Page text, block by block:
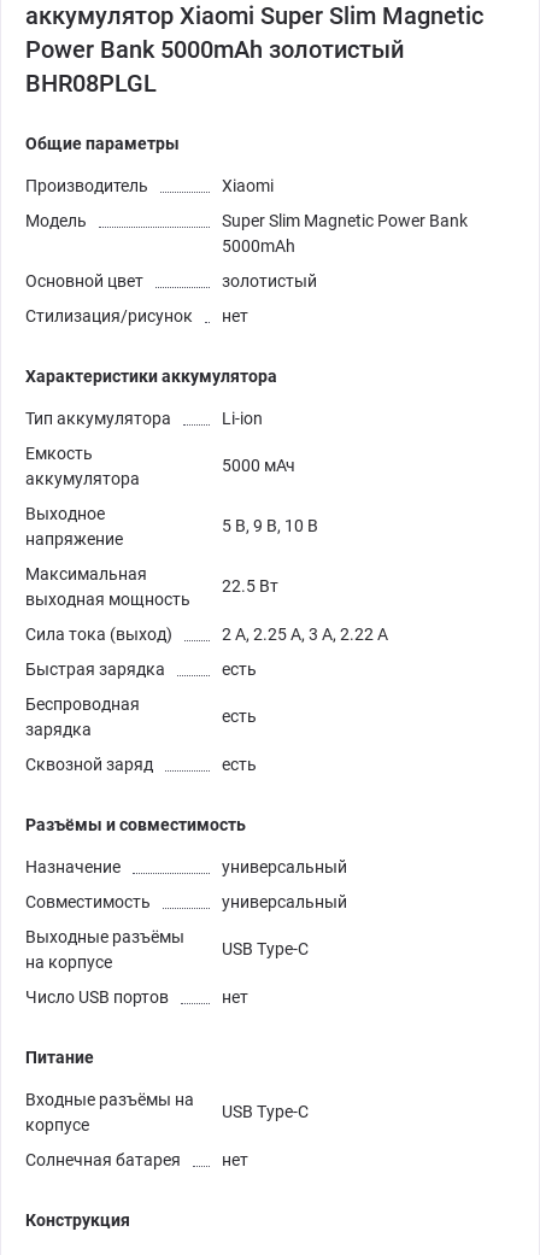
аккумулятор Xiaomi Super Slim Magnetic
Power Bank 5000mAh золотистый
BHR08PLGL
Общие параметры
Производитель
Xiaomi
Модель
Super Slim Magnetic Power Bank
5000mAh
Основной цвет
золотистый
Стилизация/рисунок
нет
Характеристики аккумулятора
Тип аккумулятора
Li-ion
Емкость
аккумулятора
5000 мАч
Выходное
напряжение
5 В, 9 В, 10 В
Максимальная
выходная мощность
22.5 Вт
Сила тока (выход)
2 А, 2.25 А, 3 А, 2.22 А
Быстрая зарядка
есть
Беспроводная
зарядка
есть
Сквозной заряд есть
Разъёмы и совместимость
Назначение
универсальный
Совместимость
универсальный
Выходные разъёмы
на корпусе
USB Type-C
Число USB портов нет
Питание
Входные разъёмы на
корпусе
USB Type-C
Солнечная батарея нет
Конструкция